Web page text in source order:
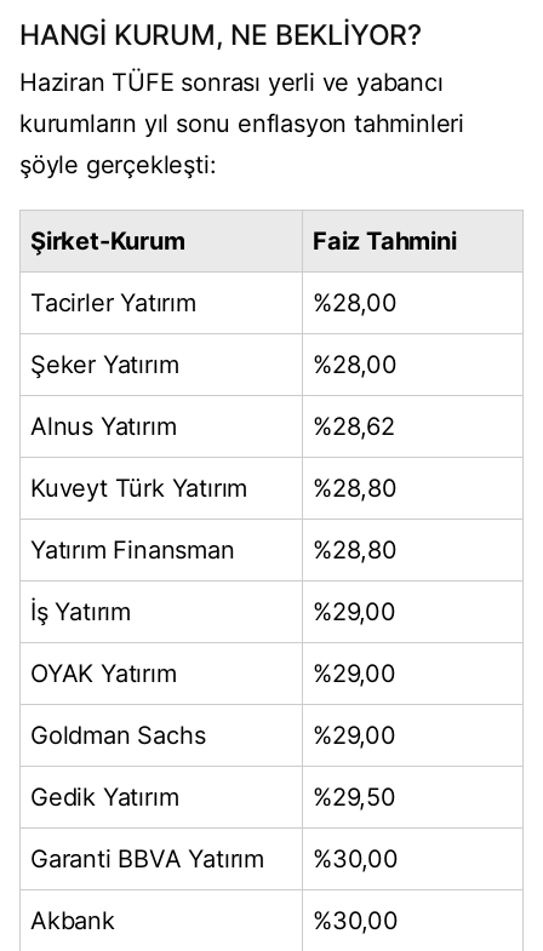
HANGİ KURUM, NE BEKLİYOR?
Haziran TÜFE sonrası yerli ve yabancı
kurumların yıl sonu enflasyon tahminleri
şöyle gerçekleşti:
Şirket-Kurum Faiz Tahmini
Tacirler Yatırım %28,00
Şeker Yatırım %28,00
Alnus Yatırım %28,62
Kuveyt Türk Yatırım %28,80
Yatırım Finansman %28,80
İş Yatırım %29,00
OYAK Yatırım %29,00
Goldman Sachs %29,00
Gedik Yatırım %29,50
Garanti BBVA Yatırım %30,00
Akbank %30,00